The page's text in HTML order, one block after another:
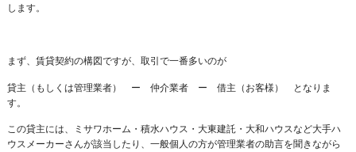
します。
まず、賃貸契約の構図ですが、取引で一番多いのが
貸主（もしくは管理業者） ー 仲介業者 ー 借主（お客様） となりま
す。
この貸主には、ミサワホーム・積水ハウス・大東建託・大和ハウスなど大手ハ
ウスメーカーさんが該当したり、一般個人の方が管理業者の助言を聞きながら